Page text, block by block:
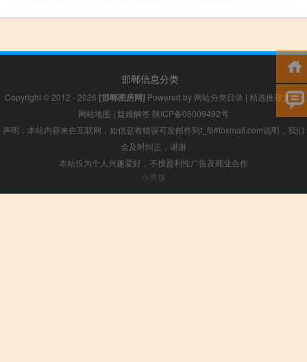
邯郸信息分类
Copyright © 2012 - 2026 [邯郸图房网] Powered by 网站分类目录 | 精选推荐文章|
网站地图 | 疑难解答 陕ICP备05009492号
声明：本站内容来自互联网，如信息有错误可发邮件到f_fb#foxmail.com说明，我们
会及时纠正，谢谢
本站仅为个人兴趣爱好，不接盈利性广告及商业合作
小男孩